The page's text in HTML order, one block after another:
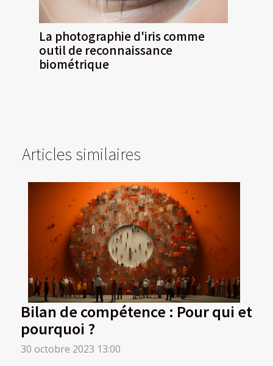
La photographie d'iris comme
outil de reconnaissance
biométrique
Articles similaires
Bilan de compétence : Pour qui et
pourquoi ?
30 octobre 2023 13:00